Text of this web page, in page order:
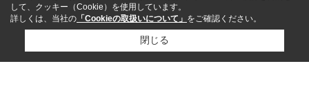
して、クッキー（Cookie）を使用しています。
詳しくは、当社の 「Cookieの取扱いについて」 をご確認ください。
閉じる